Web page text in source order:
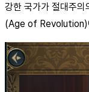
강한 국가가 절대주
(Age of Revolution)